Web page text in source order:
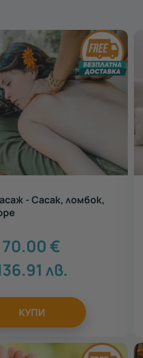
- Сасак, ломбок,
70.00€
лв.
КУПИ